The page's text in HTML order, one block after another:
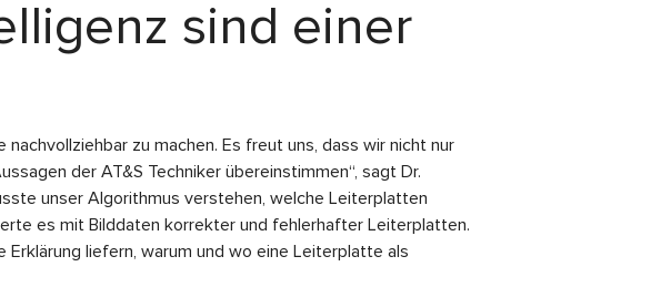
sind einer
zu machen. Es freut uns, dass wir nicht nur
der AT&S Techniker übereinstimmen“, sagt Dr.
unser Algorithmus verstehen, welche Leiterplatten
es mit Bilddaten korrekter und fehlerhafter Leiterplatten.
Erklärung liefern, warum und wo eine Leiterplatte als